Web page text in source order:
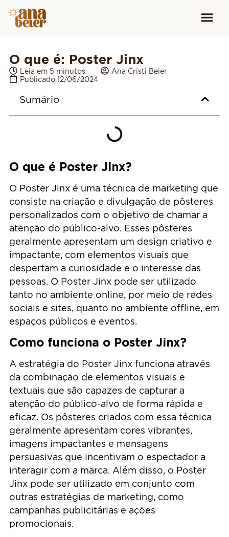
O que é: Poster Jinx
Leia em 5 minutos
Ana Cristi Beier
Publicado:12/06/2024
Sumário
O que é Poster Jinx?
O Poster Jinx é uma técnica de marketing que
consiste na criação e divulgação de pôsteres
personalizados com o objetivo de chamar a
atenção do público-alvo. Esses pôsteres
geralmente apresentam um design criativo e
impactante, com elementos visuais que
despertam a curiosidade e o interesse das
pessoas. O Poster Jinx pode ser utilizado
tanto no ambiente online, por meio de redes
sociais e sites, quanto no ambiente offline, em
espaços públicos e eventos.
Como funciona o Poster Jinx?
A estratégia do Poster Jinx funciona através
da combinação de elementos visuais e
textuais que são capazes de capturar a
atenção do público-alvo de forma rápida e
eficaz. Os pôsteres criados com essa técnica
geralmente apresentam cores vibrantes,
imagens impactantes e mensagens
persuasivas que incentivam o espectador a
interagir com a marca. Além disso, o Poster
Jinx pode ser utilizado em conjunto com
outras estratégias de marketing, como
campanhas publicitárias e ações
promocionais.